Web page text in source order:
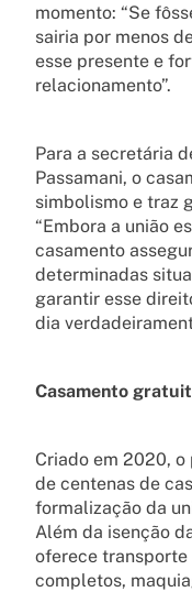
momento: “Se
sairia por menos
esse presente e
relacionamento”.
Para a secretária
Passamani, o
simbolismo e traz
“Embora a união
casamento
determinadas
garantir esse
dia
Casamento
Criado em 2020,
de centenas de
formalização da
Além da isenção
oferece
completos,